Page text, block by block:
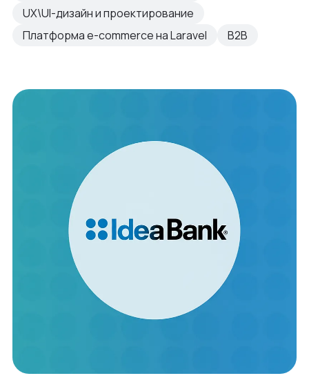
UX\UI-дизайн и проектирование
Платформа e-commerce на Laravel
B2B